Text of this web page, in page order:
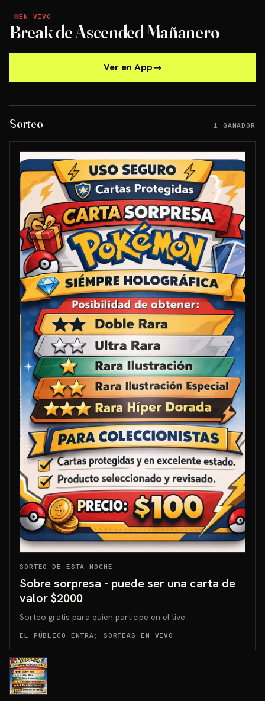
EN VIVO
EN VIVO
Break de Ascended Mañanero
Ver en App→
Sorteo 1 GANADOR
SORTEO DE ESTA NOCHE
Sobre sorpresa - puede ser una carta de
valor $2000
Sorteo gratis para quien participe en el live
EL PÚBLICO ENTRA; SORTEAS EN VIVO